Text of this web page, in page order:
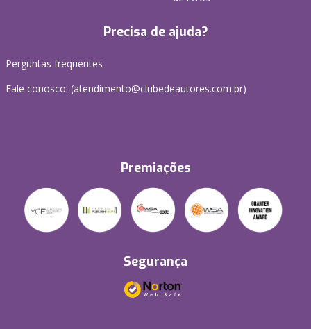
Precisa de ajuda?
Perguntas frequentes
Fale conosco: (atendimento@clubedeautores.com.br)
Premiações
Segurança